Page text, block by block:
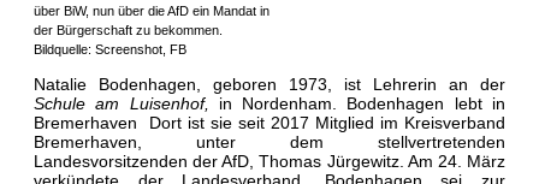
über BiW, nun über die AfD ein Mandat in
der Bürgerschaft zu bekommen.
Bildquelle: Screenshot, FB
Natalie Bodenhagen, geboren 1973, ist Lehrerin an der
Schule am Luisenhof,
in Nordenham. Bodenhagen lebt in
Bremerhaven Dort ist sie seit 2017 Mitglied im Kreisverband
Bremerhaven, unter dem stellvertretenden
Landesvorsitzenden der AfD, Thomas Jürgewitz. Am 24. März
verkündete der Landesverband, Bodenhagen sei zur